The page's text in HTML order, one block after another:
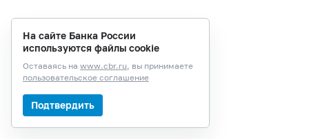
На сайте Банка России
используются файлы cookie
Оставаясь на www.cbr.ru, вы принимаете
пользовательское соглашение
Подтвердить